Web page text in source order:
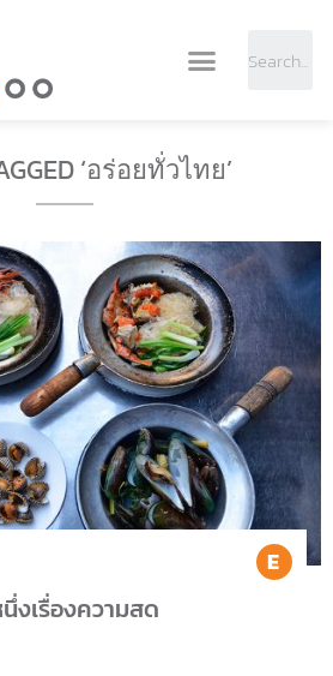
‘อร่อยทั่วไทย’
เรื่องความสด